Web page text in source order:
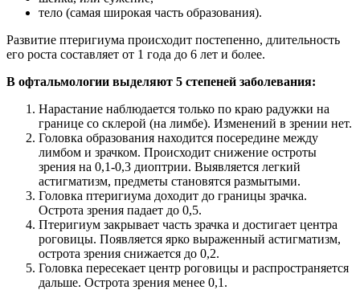
тело (самая широкая часть образования).
Развитие птеригиума происходит постепенно, длительность
его роста составляет от 1 года до 6 лет и более.
В офтальмологии выделяют 5 степеней заболевания:
Нарастание наблюдается только по краю радужки на
границе со склерой (на лимбе). Изменений в зрении нет.
Головка образования находится посередине между
лимбом и зрачком. Происходит снижение остроты
зрения на 0,1-0,3 диоптрии. Выявляется легкий
астигматизм, предметы становятся размытыми.
Головка птеригиума доходит до границы зрачка.
Острота зрения падает до 0,5.
Птеригиум закрывает часть зрачка и достигает центра
роговицы. Появляется ярко выраженный астигматизм,
острота зрения снижается до 0,2.
Головка пересекает центр роговицы и распространяется
дальше. Острота зрения менее 0,1.